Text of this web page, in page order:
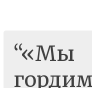
«Мы